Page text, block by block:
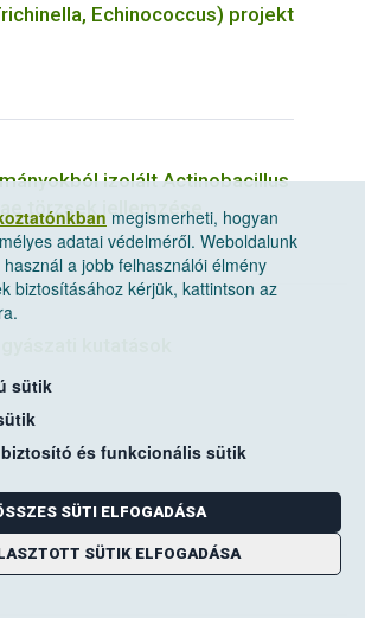
Echinococcus) projekt
izolált Actinobacillus
törzsek jellemzése
HIV-vakcinák vizsgálata
megismerheti, hogyan
adatai védelméről. Weboldalunk
a jobb felhasználói élmény
biztosításához kérjük, kattintson az
sütik
és funkcionális sütik
SÜTI ELFOGADÁSA
SÜTIK ELFOGADÁSA